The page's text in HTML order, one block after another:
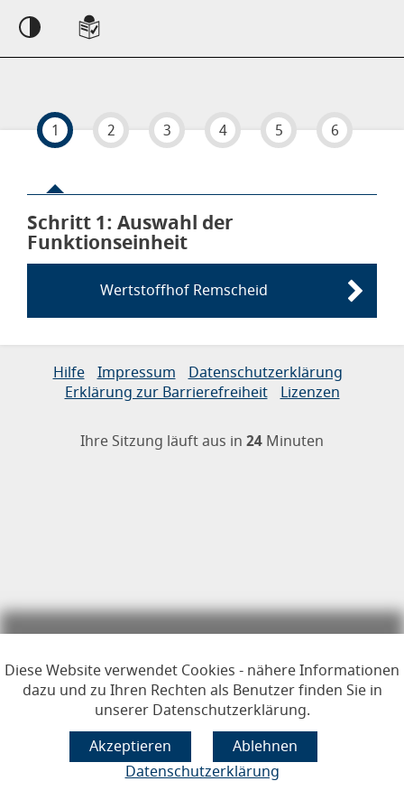
Diese Website verwendet Cookies - nähere Informationen
dazu und zu Ihren Rechten als Benutzer finden Sie in
unserer Datenschutzerklärung.
Datenschutzerklärung
1 2 3 4 5 6
Schritt 1von 6
: Auswahl der
Funktionseinheit
Wertstoffhof Remscheid
Links zur Hilfe, Impressum, Datenschutzerklärung,
Hilfe Impressum Datenschutzerklärung
Erklärung zur Barrierefreiheit Lizenzen
Ihre Sitzung läuft aus in 24 Minuten